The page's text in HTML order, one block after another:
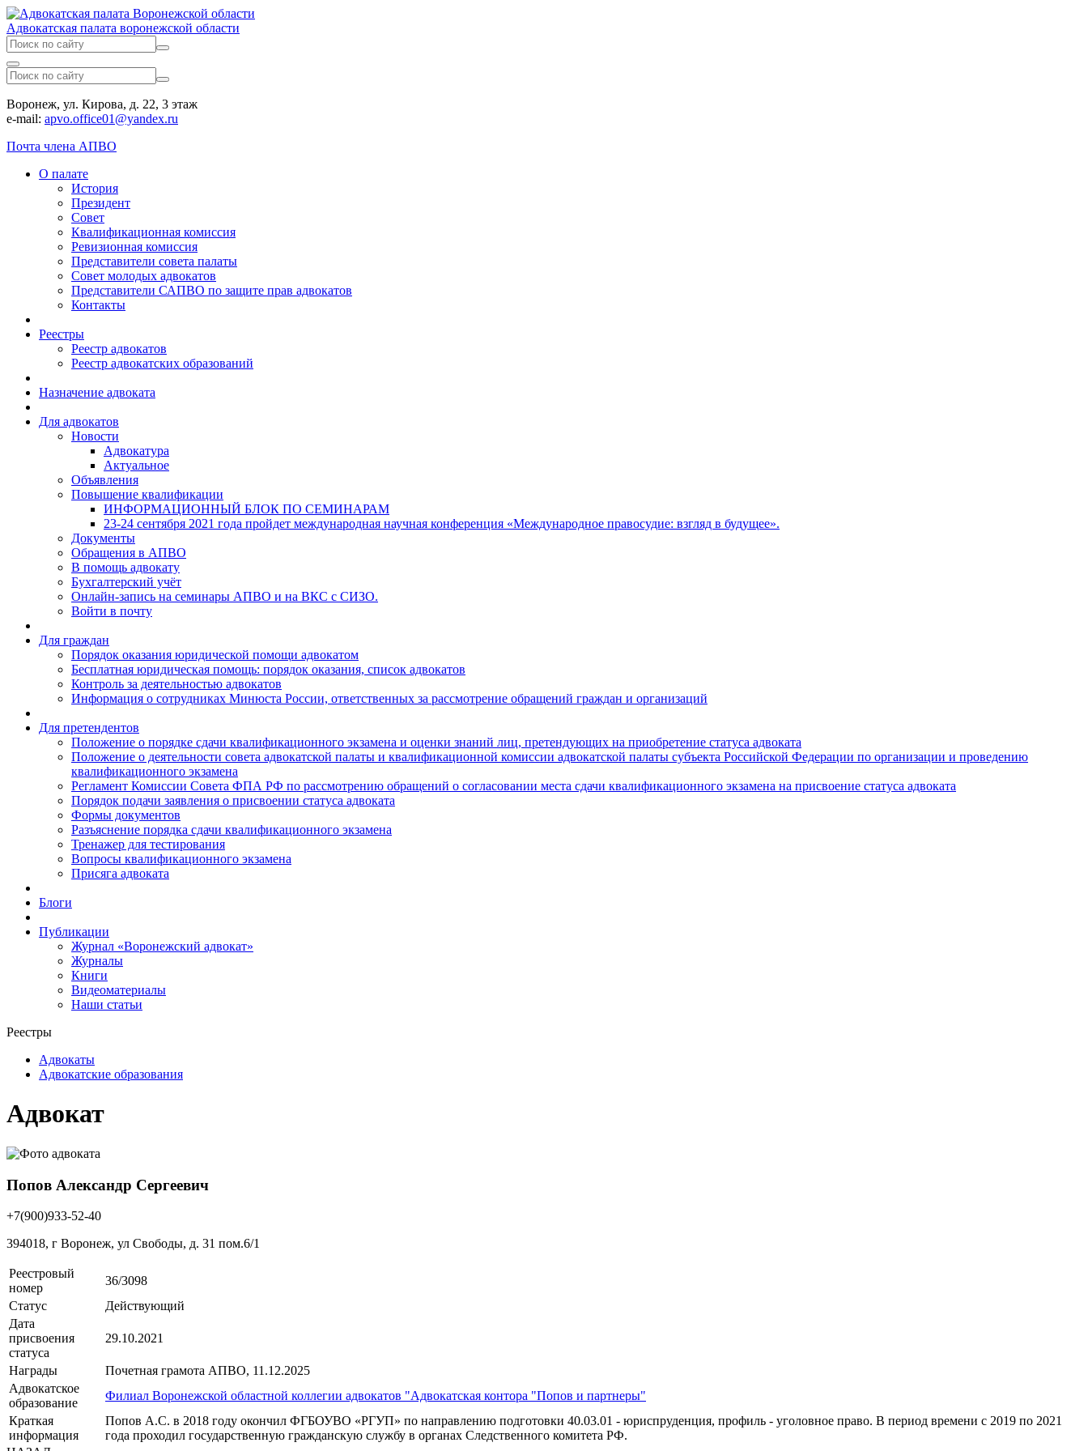
Адвокатская палата воронежской области
Воронеж, ул. Кирова, д. 22, 3 этаж
e-mail: apvo.office01@yandex.ru
Почта члена АПВО
О палате
История
Президент
Совет
Квалификационная комиссия
Ревизионная комиссия
Представители совета палаты
Совет молодых адвокатов
Представители САПВО по защите прав адвокатов
Контакты
Реестры
Реестр адвокатов
Реестр адвокатских образований
Назначение адвоката
Для адвокатов
Новости
Адвокатура
Актуальное
Объявления
Повышение квалификации
ИНФОРМАЦИОННЫЙ БЛОК ПО СЕМИНАРАМ
23-24 сентября 2021 года пройдет международная научная конференция «Международное правосудие: взгляд в будущее».
Документы
Обращения в АПВО
В помощь адвокату
Бухгалтерский учёт
Онлайн-запись на семинары АПВО и на ВКС с СИЗО.
Войти в почту
Для граждан
Порядок оказания юридической помощи адвокатом
Бесплатная юридическая помощь: порядок оказания, список адвокатов
Контроль за деятельностью адвокатов
Информация о сотрудниках Минюста России, ответственных за рассмотрение обращений граждан и организаций
Для претендентов
Положение о порядке сдачи квалификационного экзамена и оценки знаний лиц, претендующих на приобретение статуса адвоката
Положение о деятельности совета адвокатской палаты и квалификационной комиссии адвокатской палаты субъекта Российской Федерации по организации и проведению
квалификационного экзамена
Регламент Комиссии Совета ФПА РФ по рассмотрению обращений о согласовании места сдачи квалификационного экзамена на присвоение статуса адвоката
Порядок подачи заявления о присвоении статуса адвоката
Формы документов
Разъяснение порядка сдачи квалификационного экзамена
Тренажер для тестирования
Вопросы квалификационного экзамена
Присяга адвоката
Блоги
Публикации
Журнал «Воронежский адвокат»
Журналы
Книги
Видеоматериалы
Наши статьи
Реестры
Адвокаты
Адвокатские образования
Адвокат
Попов Александр Сергеевич
+7(900)933-52-40
394018, г Воронеж, ул Свободы, д. 31 пом.6/1
Реестровый
номер
36/3098
Статус
Действующий
Дата
присвоения
статуса
29.10.2021
Награды
Почетная грамота АПВО, 11.12.2025
Адвокатское
образование
Филиал Воронежской областной коллегии адвокатов "Адвокатская контора "Попов и партнеры"
Краткая
информация
Попов А.С. в 2018 году окончил ФГБОУВО «РГУП» по направлению подготовки 40.03.01 - юриспруденция, профиль - уголовное право. В период времени с 2019 по 2021
года проходил государственную гражданскую службу в органах Следственного комитета РФ.